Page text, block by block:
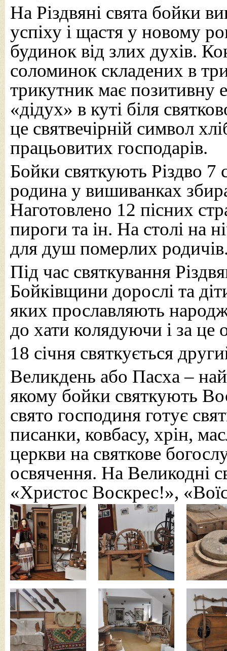
На Різдвяні свята бойки
успіху і щастя у новому
будинок від злих духів.
соломинок складених в
трикутник має позитивну
«дідух» в куті біля
це святвечірній символ
працьовитих господарів.
Бойки святкують Різдво 7
родина у вишиванках
Наготовлено 12 пісних
пироги та ін. На столі на
для душ померлих
Під час святкування
Бойківщини дорослі та
яких прославляють
до хати колядуючи і за
18 січня святкується
Великдень або Пасха –
якому бойки святкують
свято господиня готує
писанки, ковбасу, хрін,
церкви на святкове
освячення. На Великодні
«Христос Воскрес!»,